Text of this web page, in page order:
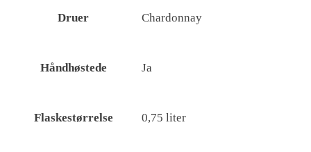
Druer Chardonnay
Håndhøstede Ja
Flaskestørrelse 0,75 liter